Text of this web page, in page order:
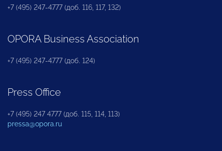
+7 (495) 247-4777 (доб. 116, 117, 132)
OPORA Business Association
+7 (495) 247-4777 (доб. 124)
Press Office
+7 (495) 247 4777 (доб. 115, 114, 113)
pressa@opora.ru